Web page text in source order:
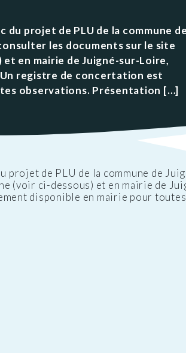
officielles
des
mobilité
des ENS
projet de PLU de la commune de
les documents sur le site
en mairie de Juigné-sur-Loire,
registre de concertation est
observations. Présentation […]
projet de PLU de la commune de
(voir ci-dessous) et en mairie de
disponible en mairie pour